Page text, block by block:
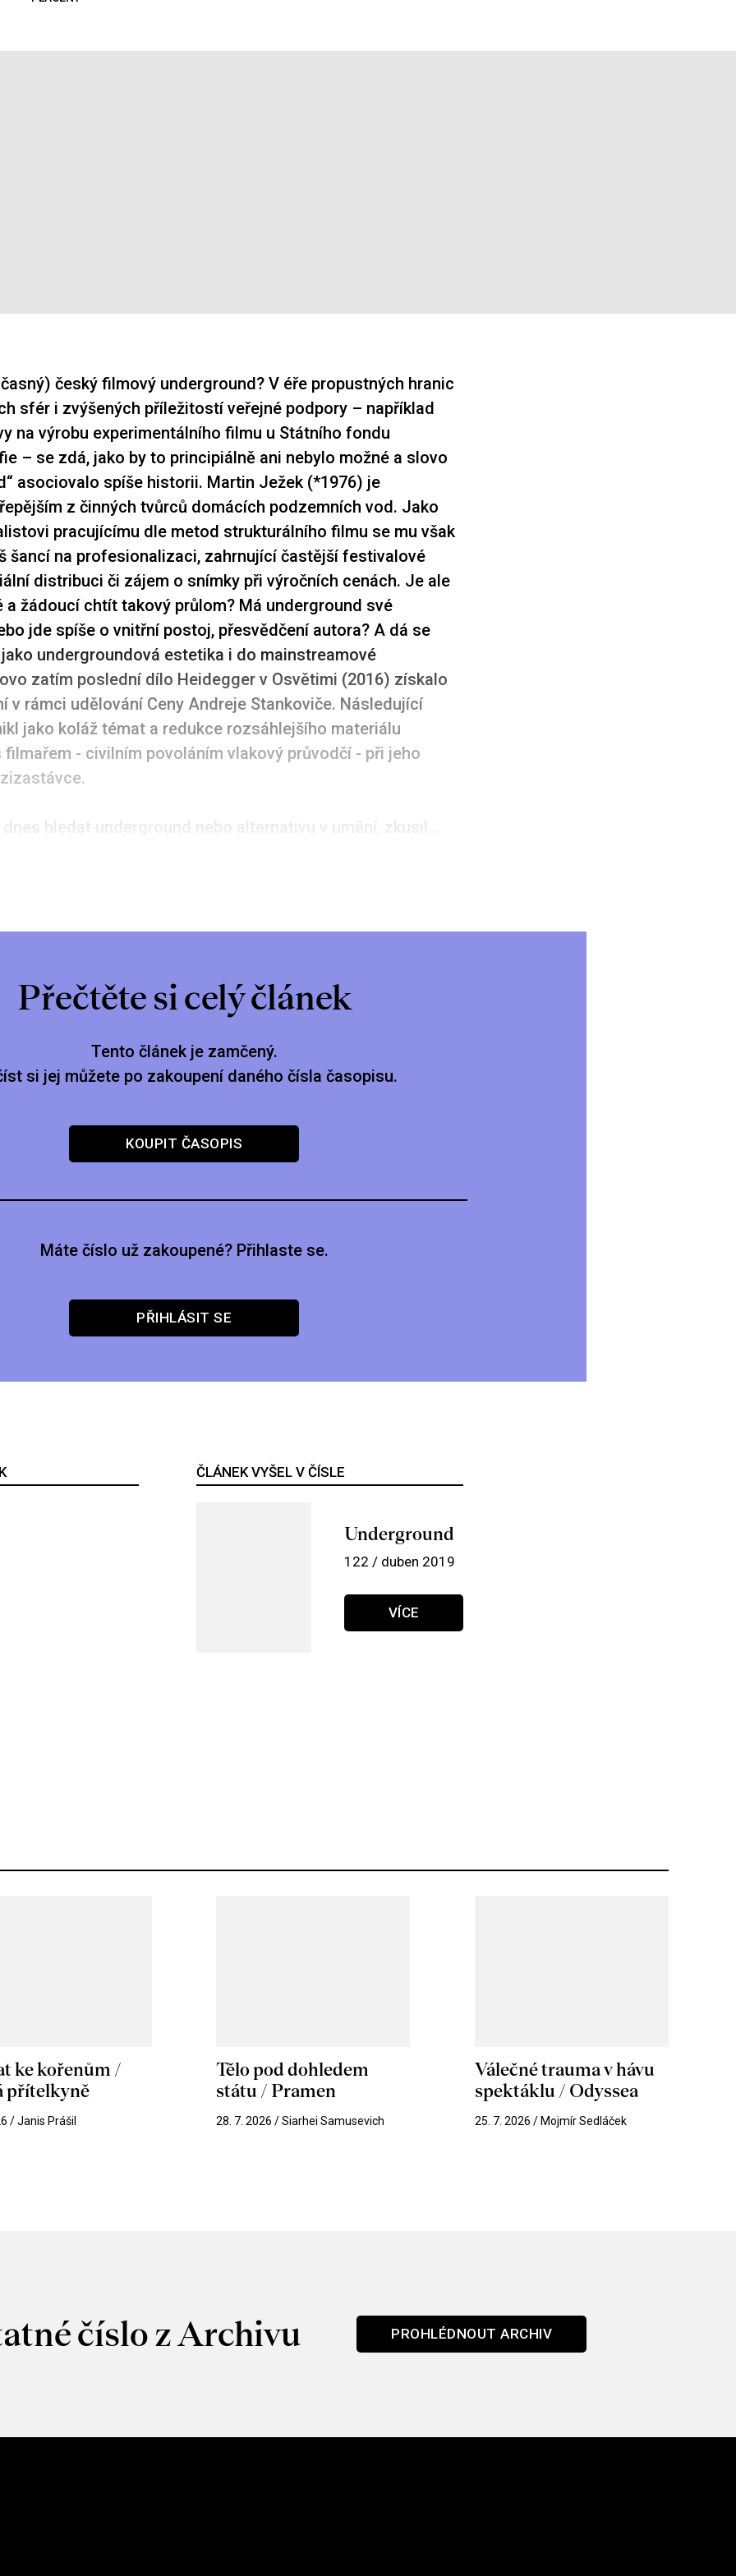
český filmový underground? V éře propustných hranic
sfér i zvýšených příležitostí veřejné podpory – například
na výrobu experimentálního filmu u Státního fondu
– se zdá, jako by to principiálně ani nebylo možné a slovo
asociovalo spíše historii. Martin Ježek (*1976) je
z činných tvůrců domácích podzemních vod. Jako
pracujícímu dle metod strukturálního filmu se mu však
šancí na profesionalizaci, zahrnující častější festivalové
distribuci či zájem o snímky při výročních cenách. Je ale
a žádoucí chtít takový průlom? Má underground své
jde spíše o vnitřní postoj, přesvědčení autora? A dá se
undergroundová estetika i do mainstreamové
zatím poslední dílo Heidegger v Osvětimi (2016) získalo
v rámci udělování Ceny Andreje Stankoviče. Následující
jako koláž témat a redukce rozsáhlejšího materiálu
filmařem - civilním povoláním vlakový průvodčí - při jeho
hledat underground nebo alternativu v umění, zkusil...
Přečtěte si celý článek
Tento článek je zamčený.
si jej můžete po zakoupení daného čísla časopisu.
KOUPIT ČASOPIS
Máte číslo už zakoupené? Přihlaste se.
PŘIHLÁSIT SE
ČLÁNEK VYŠEL V ČÍSLE
Underground
122 / duben 2019
VÍCE
ke kořenům /
přítelkyně
/ Janis Prášil
Tělo pod dohledem
státu / Pramen
28. 7. 2026 / Siarhei Samusevich
Válečné trauma v hávu
spektáklu / Odyssea
25. 7. 2026 / Mojmír Sedláček
číslo z Archivu PROHLÉDNOUT ARCHIV